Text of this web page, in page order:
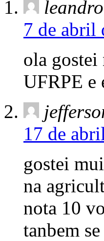
leandro
7 de abril
ola gostei
UFRPE e
17 de
gostei
na
nota 10
tanbem